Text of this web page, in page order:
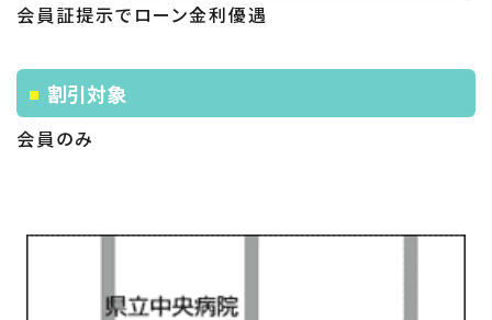
会員証提示でローン金利優遇
割引対象
会員のみ